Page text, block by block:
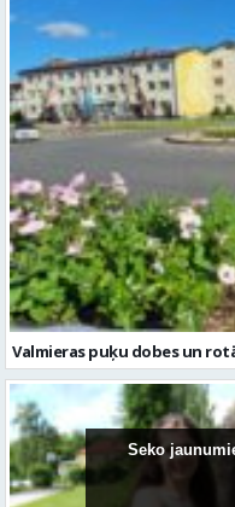
Valmieras puķu dobes un
Seko